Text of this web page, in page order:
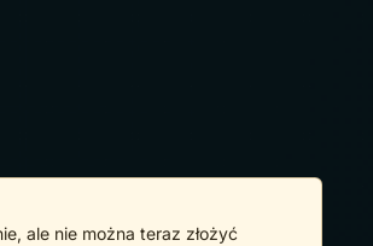
ale nie można teraz złożyć